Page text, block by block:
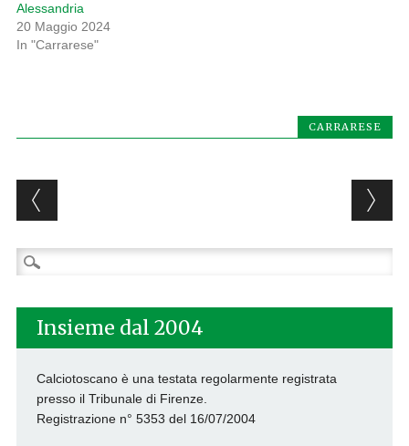
Alessandria
20 Maggio 2024
In "Carrarese"
CARRARESE
Post navigation
Ricerca
per:
Insieme dal 2004
Calciotoscano è una testata regolarmente registrata
presso il Tribunale di Firenze.
Registrazione n° 5353 del 16/07/2004